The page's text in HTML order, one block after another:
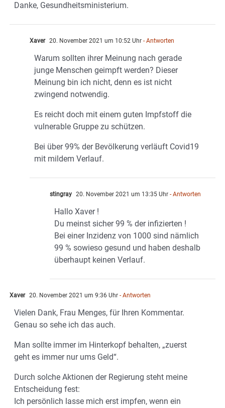
Danke, Gesundheitsministerium.
Xaver 20. November 2021 um 10:52 Uhr - Antworten
Warum sollten ihrer Meinung nach gerade
junge Menschen geimpft werden? Dieser
Meinung bin ich nicht, denn es ist nicht
zwingend notwendig.
Es reicht doch mit einem guten Impfstoff die
vulnerable Gruppe zu schützen.
Bei über 99% der Bevölkerung verläuft Covid19
mit mildem Verlauf.
stingray 20. November 2021 um 13:35 Uhr - Antworten
Hallo Xaver !
Du meinst sicher 99 % der infizierten !
Bei einer Inzidenz von 1000 sind nämlich
99 % sowieso gesund und haben deshalb
überhaupt keinen Verlauf.
Xaver 20. November 2021 um 9:36 Uhr - Antworten
Vielen Dank, Frau Menges, für Ihren Kommentar.
Genau so sehe ich das auch.
Man sollte immer im Hinterkopf behalten, „zuerst
geht es immer nur ums Geld“.
Durch solche Aktionen der Regierung steht meine
Entscheidung fest:
Ich persönlich lasse mich erst impfen, wenn ein